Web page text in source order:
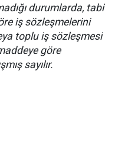
durumlarda, tabi
iş sözleşmelerini
toplu iş sözleşmesi
göre
sayılır.